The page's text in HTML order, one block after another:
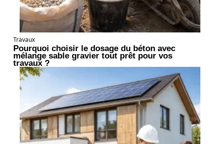
Travaux
Pourquoi choisir le dosage du béton avec
mélange sable gravier tout prêt pour vos
travaux ?